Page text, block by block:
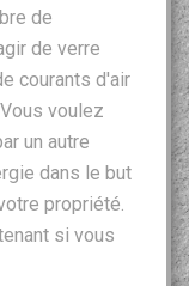
de
de verre
courants d'air
voulez
un autre
dans le but
propriété.
si vous